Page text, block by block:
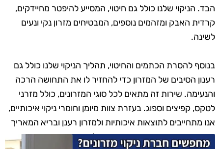
הבד. הניקוי שלנו כולל גם חיטוי, המסייע להיפטר מחיידקים,
קרדית האבק ומזהמים נוספים, המבטיחים מזרון נקי ונעים
לשינה.
בנוסף להסרת הכתמים והחיטוי, תהליך הניקוי שלנו כולל גם
רענון הסיבים של המזרון כדי להחזיר לו את התחושה הרכה
והנעימה. שירות זה מתאים לכל סוגי המזרונים, כולל מזרני
לטקס, קפיצים וספוג. בעזרת צוות מיומן וחומרי ניקוי איכותיים,
אנו מתחייבים לתוצאות איכותיות ולמזרון רענן ובריא המאריך
את חייו ומשפר את איכות השינה שלכם.